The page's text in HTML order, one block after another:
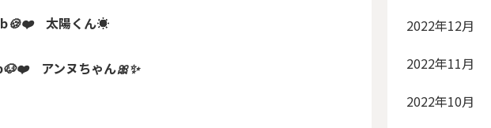
太陽くん☀️
アンヌちゃん🎀✨
2022年12月
2022年11月
2022年10月